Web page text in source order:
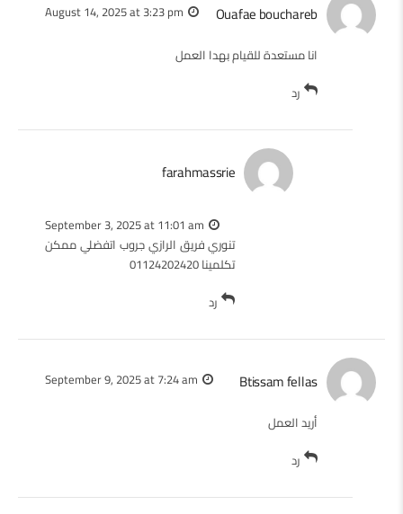
Ouafae bouchareb
August 14, 2025 at 3:23 pm
انا مستعدة للقيام بهدا العمل
رد
farahmassrie
September 3, 2025 at 11:01 am
تنوري فريق الرازي جروب اتفضلي ممكن
تكلمينا 01124202420
رد
Btissam fellas
September 9, 2025 at 7:24 am
أريد العمل
رد